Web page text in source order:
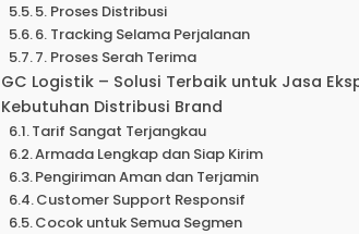
5. Proses Distribusi
6. Tracking Selama Perjalanan
7. Proses Serah Terima
GC Logistik – Solusi Terbaik untuk Jasa
Kebutuhan Distribusi Brand
Tarif Sangat Terjangkau
Armada Lengkap dan Siap Kirim
Pengiriman Aman dan Terjamin
Customer Support Responsif
Cocok untuk Semua Segmen